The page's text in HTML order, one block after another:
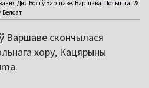
Дня Волі ў Варшаве. Варшава, Польшча. 28
Белсат
Варшаве скончылася
хору, Кацярыны